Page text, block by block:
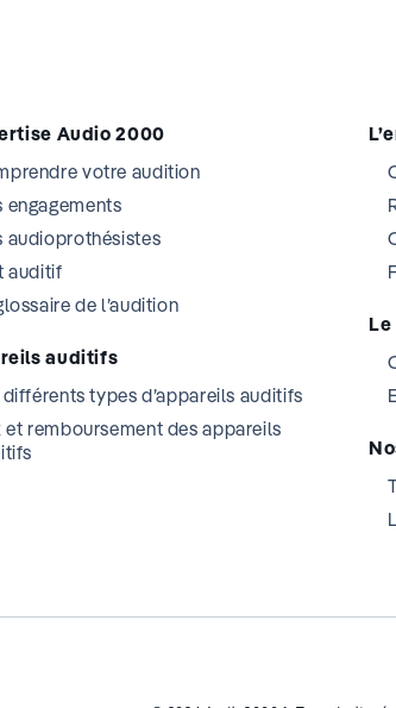
Audio 2000
votre audition
engagements
audioprothésistes
auditif
de l’audition
auditifs
différents types d’appareils auditifs
et remboursement des appareils